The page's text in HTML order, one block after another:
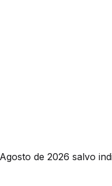
de 2026 salvo